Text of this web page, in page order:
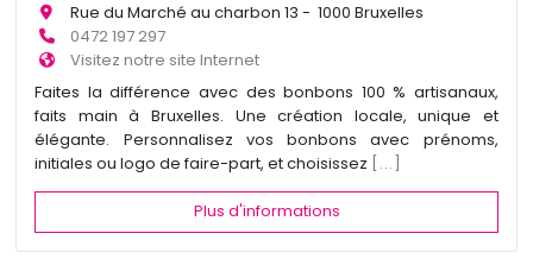
Rue du Marché au charbon 13 - 1000 Bruxelles
0472 197 297
Visitez notre site Internet
Faites la différence avec des bonbons 100 % artisanaux,
faits main à Bruxelles. Une création locale, unique et
élégante. Personnalisez vos bonbons avec prénoms,
initiales ou logo de faire-part, et choisissez [...]
Plus d'informations